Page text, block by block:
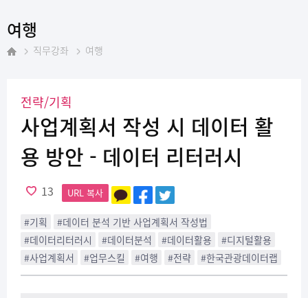
여행
직무강좌 여행
전략/기획
사업계획서 작성 시 데이터 활
용 방안 - 데이터 리터러시
13 URL 복사
#기획
#데이터 분석 기반 사업계획서 작성법
#데이터리터러시
#데이터분석 #데이터활용
#디지털활용
#사업계획서
#업무스킬 #여행 #전략 #한국관광데이터랩